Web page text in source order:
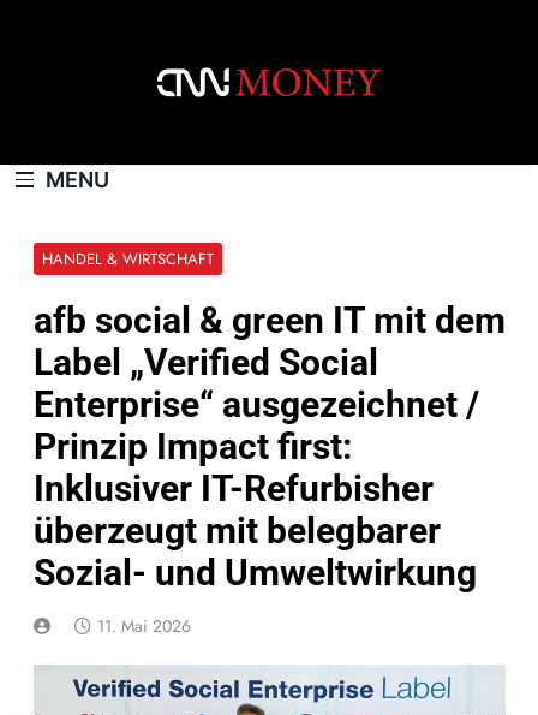
MENU
HANDEL & WIRTSCHAFT
afb social & green IT mit dem
Label „Verified Social
Enterprise“ ausgezeichnet /
Prinzip Impact first:
Inklusiver IT-Refurbisher
überzeugt mit belegbarer
Sozial- und Umweltwirkung
11. Mai 2026